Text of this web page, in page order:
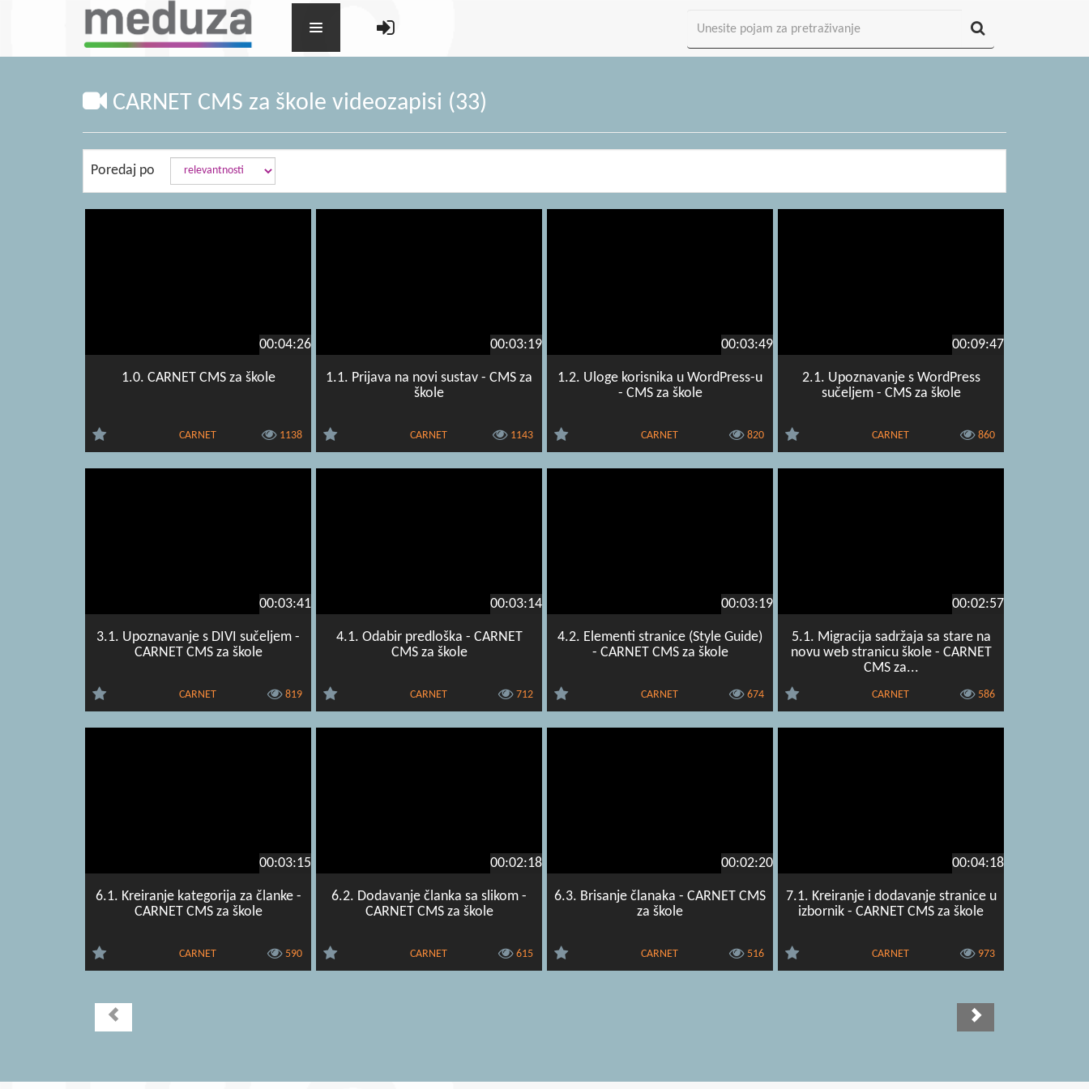
CARNET CMS za škole videozapisi (33)
Poredaj po
00:04:26
1.0. CARNET CMS za škole
CARNET 1138
00:03:19
1.1. Prijava na novi sustav - CMS za
škole
CARNET 1143
00:03:49
1.2. Uloge korisnika u WordPress-u
- CMS za škole
CARNET 820
00:09:47
2.1. Upoznavanje s WordPress
sučeljem - CMS za škole
CARNET 860
00:03:41
3.1. Upoznavanje s DIVI sučeljem -
CARNET CMS za škole
CARNET 819
00:03:14
4.1. Odabir predloška - CARNET
CMS za škole
CARNET 712
00:03:19
4.2. Elementi stranice (Style Guide)
- CARNET CMS za škole
CARNET 674
00:02:57
5.1. Migracija sadržaja sa stare na
novu web stranicu škole - CARNET
CMS za...
CARNET 586
00:03:15
6.1. Kreiranje kategorija za članke -
CARNET CMS za škole
CARNET 590
00:02:18
6.2. Dodavanje članka sa slikom -
CARNET CMS za škole
CARNET 615
00:02:20
6.3. Brisanje članaka - CARNET CMS
za škole
CARNET 516
00:04:18
7.1. Kreiranje i dodavanje stranice u
izbornik - CARNET CMS za škole
CARNET 973